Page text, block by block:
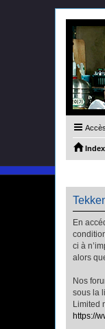
En
ci à
alors
Nos
sous la
Limited
https://